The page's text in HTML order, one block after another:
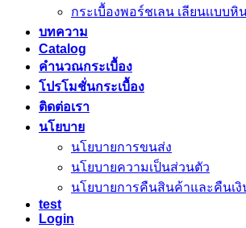
กระเบื้องพอร์ชเลน เลียนเเบบ
บทความ
Catalog
คำนวณกระเบื้อง
โปรโมชั่นกระเบื้อง
ติดต่อเรา
นโยบาย
นโยบายการขนส่ง
นโยบายความเป็นส่วนตัว
นโยบายการคืนสินค้าและคืนเงิ
test
Login